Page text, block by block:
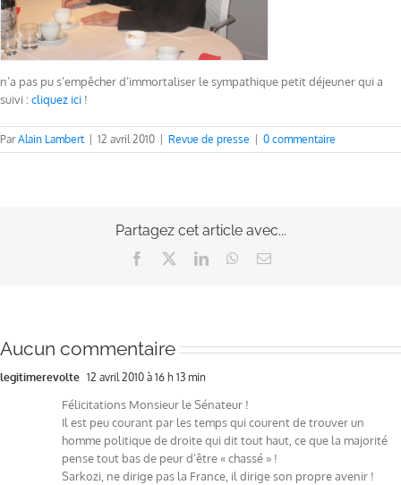
n’a pas pu s’empêcher d’immortaliser le sympathique petit déjeuner qui a
suivi :cliquez ici !
ParAlain Lambert | 12 avril 2010 | Revue de presse | 0 commentaire
Partagez cet article avec...
Facebook LinkedInWhatsApp
Email
Aucun commentaire
legitimerevolte 12 avril 2010 à 16 h 13 min
Félicitations Monsieur le Sénateur !
Il est peu courant par les temps qui courent de trouver un
homme politique de droite qui dit tout haut, ce que la majorité
pense tout bas de peur d’être « chassé » !
Sarkozi, ne dirige pas la France, il dirige son propre avenir !